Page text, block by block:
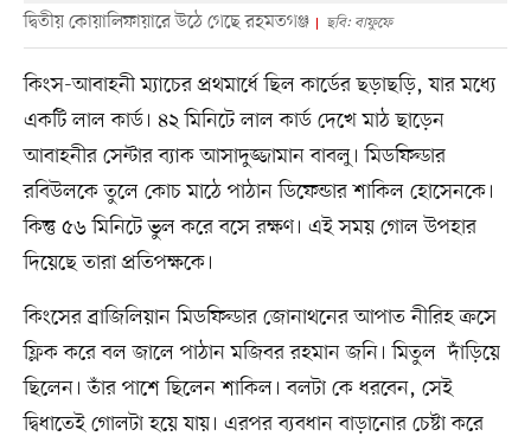
দ্বিতীয় কোয়ালিফায়ারে উঠে গেছে রহমতগঞ্জ ছবি: বাফুফে
কিংস-আবাহনী ম্যাচের প্রথমার্ধে ছিল কার্ডের ছড়াছড়ি, যার মধ্যে
একটি লাল কার্ড। ৪২ মিনিটে লাল কার্ড দেখে মাঠ ছাড়েন
আবাহনীর সেন্টার ব্যাক আসাদুজ্জামান বাবলু। মিডফিল্ডার
রবিউলকে তুলে কোচ মাঠে পাঠান ডিফেন্ডার শাকিল হোসেনকে।
কিন্তু ৫৬ মিনিটে ভুল করে বসে রক্ষণ। এই সময় গোল উপহার
দিয়েছে তারা প্রতিপক্ষকে।
কিংসের ব্রাজিলিয়ান মিডফিল্ডার জোনাথনের আপাত নীরিহ ক্রসে
ফ্লিক করে বল জালে পাঠান মজিবর রহমান জনি। মিতুল দাঁড়িয়ে
ছিলেন। তাঁর পাশে ছিলেন শাকিল। বলটা কে ধরবেন, সেই
দ্বিধাতেই গোলটা হয়ে যায়। এরপর ব্যবধান বাড়ানোর চেষ্টা করে